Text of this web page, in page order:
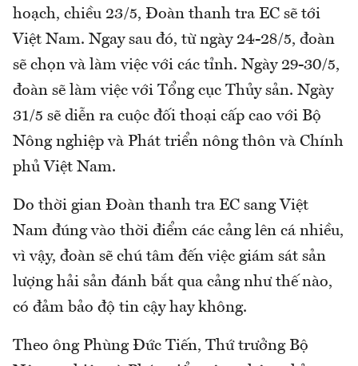
hoạch, chiều 23/5, Đoàn thanh tra EC sẽ tới
Việt Nam. Ngay sau đó, từ ngày 24-28/5, đoàn
sẽ chọn và làm việc với các tỉnh. Ngày 29-30/5,
đoàn sẽ làm việc với Tổng cục Thủy sản. Ngày
31/5 sẽ diễn ra cuộc đối thoại cấp cao với Bộ
Nông nghiệp và Phát triển nông thôn và Chính
phủ Việt Nam.
Do thời gian Đoàn thanh tra EC sang Việt
Nam đúng vào thời điểm các cảng lên cá nhiều,
vì vậy, đoàn sẽ chú tâm đến việc giám sát sản
lượng hải sản đánh bắt qua cảng như thế nào,
có đảm bảo độ tin cậy hay không.
Theo ông Phùng Đức Tiến, Thứ trưởng Bộ